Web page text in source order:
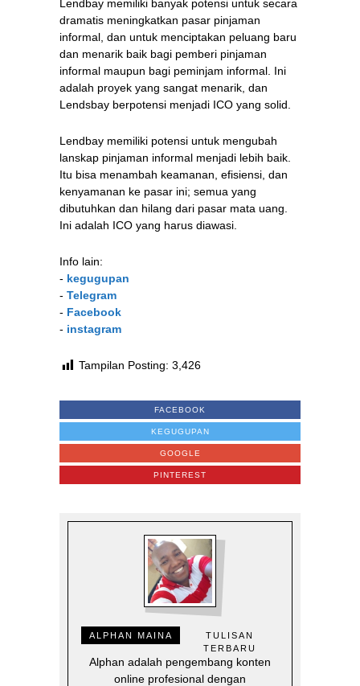
Lendbay memiliki banyak potensi untuk secara
dramatis meningkatkan pasar pinjaman
informal, dan untuk menciptakan peluang baru
dan menarik baik bagi pemberi pinjaman
informal maupun bagi peminjam informal. Ini
adalah proyek yang sangat menarik, dan
Lendsbay berpotensi menjadi ICO yang solid.
Lendbay memiliki potensi untuk mengubah
lanskap pinjaman informal menjadi lebih baik.
Itu bisa menambah keamanan, efisiensi, dan
kenyamanan ke pasar ini; semua yang
dibutuhkan dan hilang dari pasar mata uang.
Ini adalah ICO yang harus diawasi.
Info lain:
- kegugupan
- Telegram
- Facebook
- instagram
Tampilan Posting: 3,426
FACEBOOK
KEGUGUPAN
GOOGLE
PINTEREST
ALPHAN MAINA
TULISAN
TERBARU
Alphan adalah pengembang konten
online profesional dengan